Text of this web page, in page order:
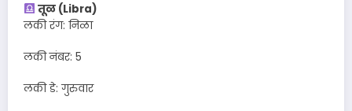
तूळ (Libra)
लकी रंग: निळा
लकी नंबर: 5
लकी डे: गुरुवार